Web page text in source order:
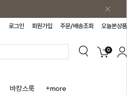
로그인 회원가입 주문/배송조회 오늘본상품
0
바캉스룩 +more